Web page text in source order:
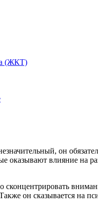
(ЖКТ)
он
оказывают влияние
он сказывается на